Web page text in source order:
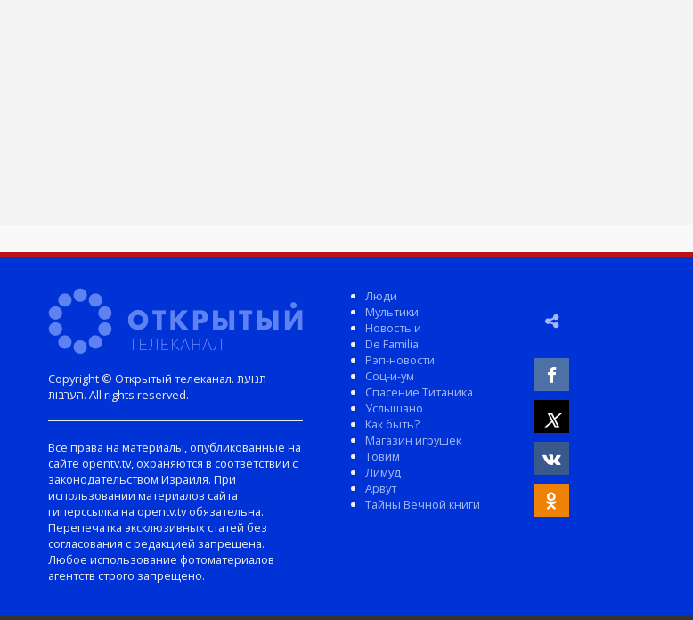
Copyright © Открытый телеканал. תנועת
הערבות. All rights reserved.
Все права на материалы, опубликованные на
сайте opentv.tv, охраняются в соответствии с
законодательством Израиля. При
использовании материалов сайта
гиперссылка на opentv.tv обязательна.
Перепечатка эксклюзивных статей без
согласования с редакцией запрещена.
Любое использование фотоматериалов
агентств строго запрещено.
Люди
Мультики
Новость и
De Familia
Рэп-новости
Соц-и-ум
Спасение Титаника
Услышано
Как быть?
Магазин игрушек
Товим
Лимуд
Арвут
Тайны Вечной книги